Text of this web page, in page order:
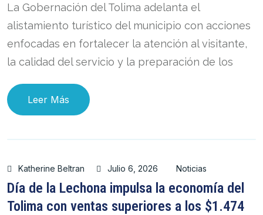
La Gobernación del Tolima adelanta el
alistamiento turístico del municipio con acciones
enfocadas en fortalecer la atención al visitante,
la calidad del servicio y la preparación de los
Leer Más
Katherine Beltran Julio 6, 2026 Noticias
Día de la Lechona impulsa la economía del
Tolima con ventas superiores a los $1.474